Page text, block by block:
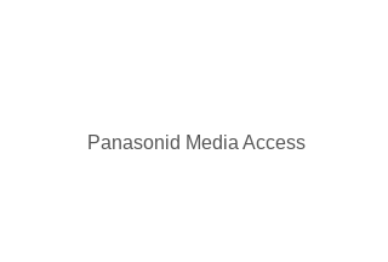
Panasonid Media Access